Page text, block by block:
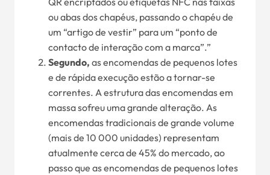
ou abas dos chapéus, passando o chapéu de
um “artigo de vestir” para um “ponto de
contacto de interação com a marca”.”
Segundo, as encomendas de pequenos lotes
e de rápida execução estão a tornar-se
correntes. A estrutura das encomendas em
massa sofreu uma grande alteração. As
encomendas tradicionais de grande volume
(mais de 10 000 unidades) representam
atualmente cerca de 45% do mercado, ao
passo que as encomendas de pequenos lotes